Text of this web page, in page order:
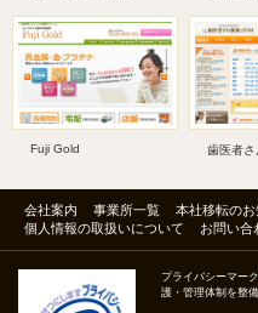
Fuji Gold 歯医者
会社案内 事業所一覧 本社移転の
個人情報の取扱いについて
お問い合
プライバシーマー
護・管理体制を整